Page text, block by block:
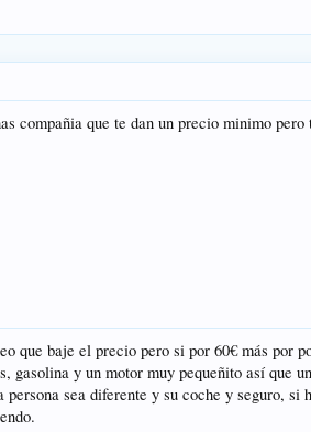
compañia que te dan un precio minimo
que baje el precio pero si por 60€ más por
gasolina y un motor muy pequeñito así que
persona sea diferente y su coche y seguro,